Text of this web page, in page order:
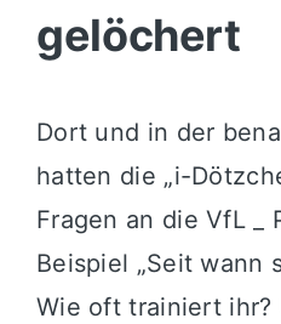
gelöchert
Dort und in der
hatten die „i-
Fragen an die VfL _
Beispiel „Seit wann
Wie oft trainiert ihr?